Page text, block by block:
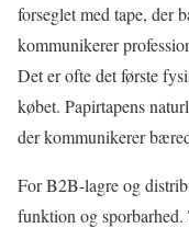
forseglet med tape, der
kommunikerer
Det er ofte det første
købet. Papirtapens
der kommunikerer
For B2B-lagre og
funktion og sporbarhed.